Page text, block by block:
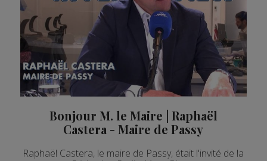
Bonjour M. le Maire | Raphaël
Castera - Maire de Passy
Raphaël Castera, le maire de Passy, était l'invité de la